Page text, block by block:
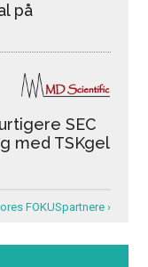
på
SEC
med TSKgel
FOKUSpartnere ›